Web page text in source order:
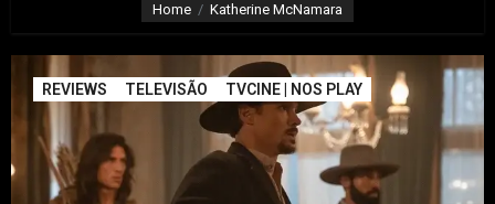
Home Katherine McNamara
REVIEWS TELEVISÃO TVCINE | NOS PLAY